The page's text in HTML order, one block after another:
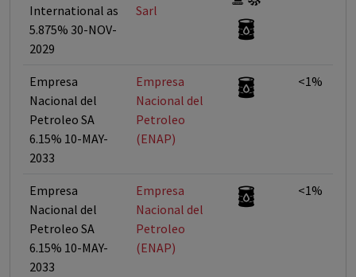
International as
5.875% 30-NOV-
2029
Sarl
Empresa
Nacional del
Petroleo SA
6.15% 10-MAY-
2033
Empresa
Nacional del
Petroleo
(ENAP)
<1%
Empresa
Nacional del
Petroleo SA
6.15% 10-MAY-
2033
Empresa
Nacional del
Petroleo
(ENAP)
<1%